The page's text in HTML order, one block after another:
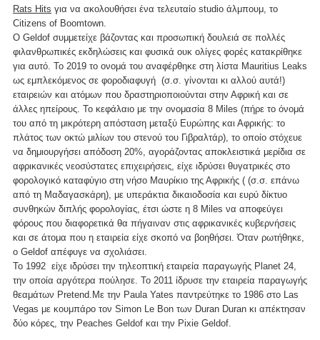
Rats Hits για να ακολουθήσει ένα τελευταίο studio άλμπουμ, το
Citizens of Boomtown.
O Geldof συμμετείχε βάζοντας και προσωπική δουλειά σε πολλές
φιλανθρωπικές εκδηλώσεις και φυσικά ουκ ολίγες φορές κατακρίθηκε
για αυτό. Το 2019 το ονομά του αναφέρθηκε στη λίστα Mauritius Leaks
ως εμπλεκόμενος σε φοροδιαφυγή (σ.σ. γίνονται κι αλλού αυτά!)
εταιρειών και ατόμων που δραστηριοποιούνται στην Αφρική και σε
άλλες ηπείρους. Το κεφάλαιο με την ονομασία 8 Miles (πήρε το όνομά
του από τη μικρότερη απόσταση μεταξύ Ευρώπης και Αφρικής: το
πλάτος των οκτώ μιλίων του στενού του Γιβραλτάρ), το οποίο στόχευε
να δημιουργήσει απόδοση 20%, αγοράζοντας αποκλειστικά μερίδια σε
αφρικανικές νεοσύστατες επιχειρήσεις, είχε ιδρύσει θυγατρικές στο
φορολογικό καταφύγιο στη νήσο Μαυρίκιο της Αφρικής ( (σ.σ. επάνω
από τη Μαδαγασκάρη), με υπεράκτια δικαιοδοσία και ευρύ δίκτυο
συνθηκών διπλής φορολογίας, έτσι ώστε η 8 Miles να αποφεύγει
φόρους που διαφορετικά θα πήγαιναν στις αφρικανικές κυβερνήσεις
και σε άτομα που η εταιρεία είχε σκοπό να βοηθήσει. Όταν ρωτήθηκε,
ο Geldof απέφυγε να σχολιάσει.
Το 1992 είχε ιδρύσει την τηλεοπτική εταιρεία παραγωγής Planet 24,
την οποία αργότερα πούλησε. Το 2011 ίδρυσε την εταιρεία παραγωγής
θεαμάτων Pretend.Με την Paula Yates παντρεύτηκε το 1986 στο Las
Vegas με κουμπάρο τον Simon Le Bon των Duran Duran κι απέκτησαν
δύο κόρες, την Peaches Geldof και την Pixie Geldof.